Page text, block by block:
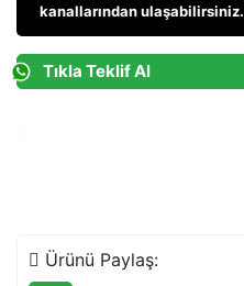
kanallarından ulaşabilirsiniz.
Tıkla Teklif Al
Ürünü Paylaş: